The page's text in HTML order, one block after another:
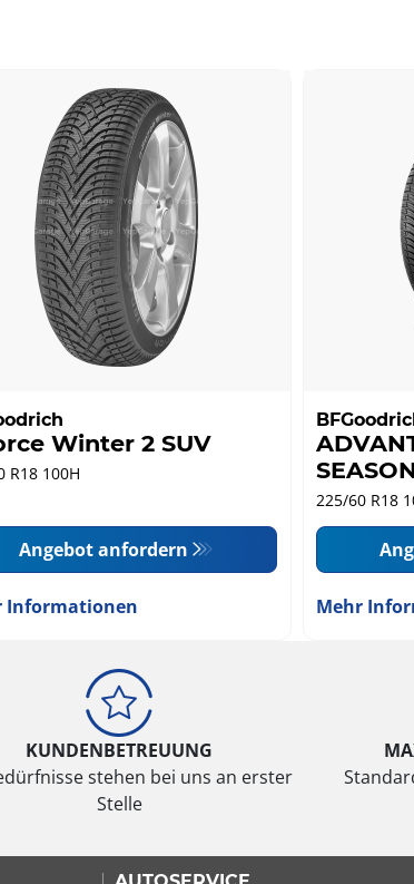
Winter 2 SUV
R18 100H
Angebot anfordern
Informationen
SEASON
225/60 R18
Mehr
KUNDENBETREUUNG
stehen bei uns an erster
Stelle